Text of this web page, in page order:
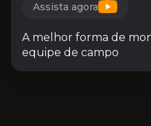
Assista agora
A melhor forma de
equipe de campo